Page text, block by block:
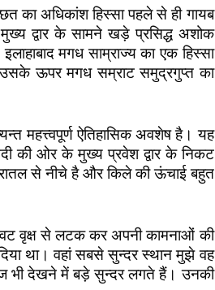
का अधिकांश हिस्सा पहले से ही गायब
द्वार के सामने खड़े प्रसिद्ध अशोक
मगध साम्राज्य का एक हिस्सा
ऊपर मगध सम्राट समुद्रगुप्त का
महत्त्वपूर्ण ऐतिहासिक अवशेष है। यह
की ओर के मुख्य प्रवेश द्वार के निकट
से नीचे है और किले की ऊंचाई बहुत
वृक्ष से लटक कर अपनी कामनाओं की
था। वहां सबसे सुन्दर स्थान मुझे वह
भी देखने में बड़े सुन्दर लगते हैं। उनकी